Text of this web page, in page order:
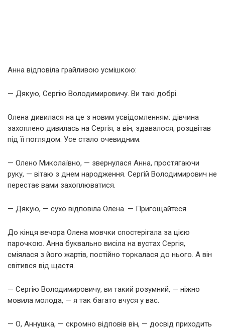
Анна відповіла грайливою усмішкою:
— Дякую, Сергію Володимировичу. Ви такі добрі.
Олена дивилася на це з новим усвідомленням: дівчина
захоплено дивилась на Сергія, а він, здавалося, розцвітав
під її поглядом. Усе стало очевидним.
— Олено Миколаївно, — звернулася Анна, простягаючи
руку, — вітаю з днем народження. Сергій Володимирович не
перестає вами захоплюватися.
— Дякую, — сухо відповіла Олена. — Пригощайтеся.
До кінця вечора Олена мовчки спостерігала за цією
парочкою. Анна буквально висіла на вустах Сергія,
сміялася з його жартів, постійно торкалася до нього. А він
світився від щастя.
— Сергію Володимировичу, ви такий розумний, — ніжно
мовила молода, — я так багато вчуся у вас.
— О, Аннушка, — скромно відповів він, — досвід приходить